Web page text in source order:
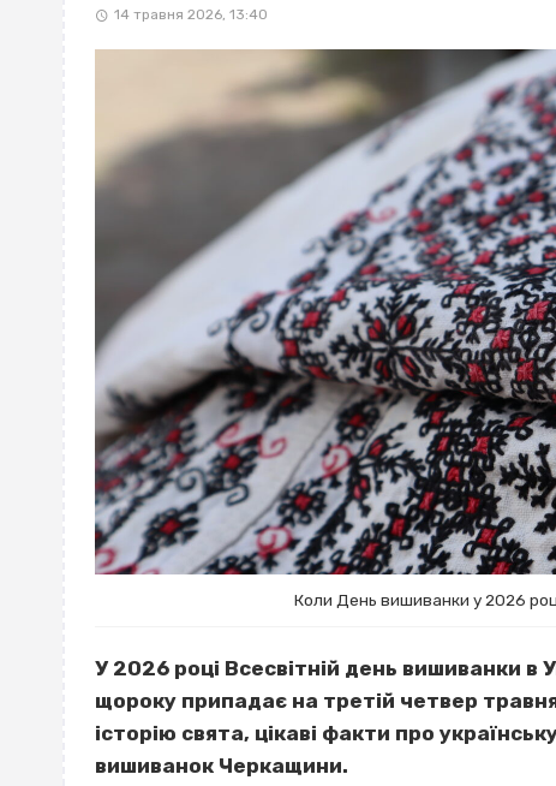
14 травня 2026, 13:40
Коли День вишиванки у 2026
У 2026 році Всесвітній день вишиванки в
щороку припадає на третій четвер
історію свята, цікаві факти про
вишиванок Черкащини.